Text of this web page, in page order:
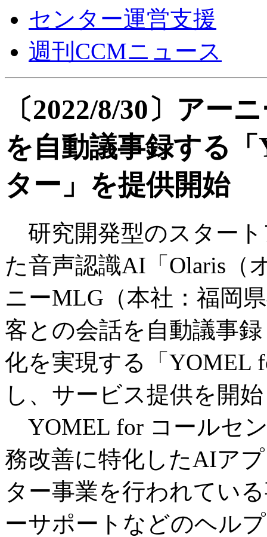
センター運営支援
週刊CCMニュース
〔2022/8/30〕アー
を自動議事録する
ター」を提供開始
研究開発型のスター
た音声認識AI「Olaris（
ニーMLG（本社：福岡
客との会話を自動議事
化を実現する「YOMEL
し、サービス提供を開
YOMEL for コールセ
務改善に特化したAIア
ター事業を行われてい
ーサポートなどのヘル